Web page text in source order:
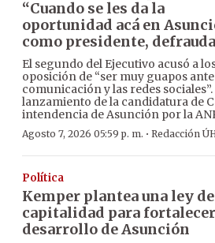
“Cuando se les da la
oportunidad acá en
como presidente,
El segundo del Ejecutivo acusó a
oposición de “ser muy guapos
comunicación y las redes
lanzamiento de la candidatura de
intendencia de Asunción por la
Agosto 7, 2026 05:59 p. m. · Redacción
Política
Kemper plantea una ley de
capitalidad para
desarrollo de Asunción